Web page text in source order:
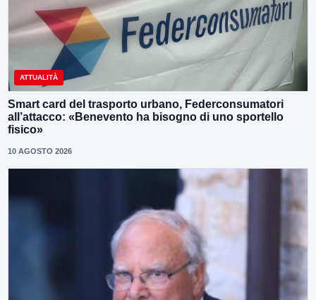
ATTUALITÀ
Smart card del trasporto urbano, Federconsumatori
all’attacco: «Benevento ha bisogno di uno sportello
fisico»
10 AGOSTO 2026